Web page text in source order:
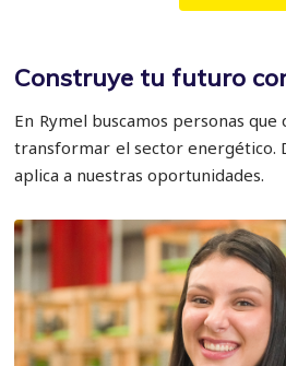
Construye tu futuro
En Rymel buscamos personas
transformar el sector energético.
aplica a nuestras oportunidades.